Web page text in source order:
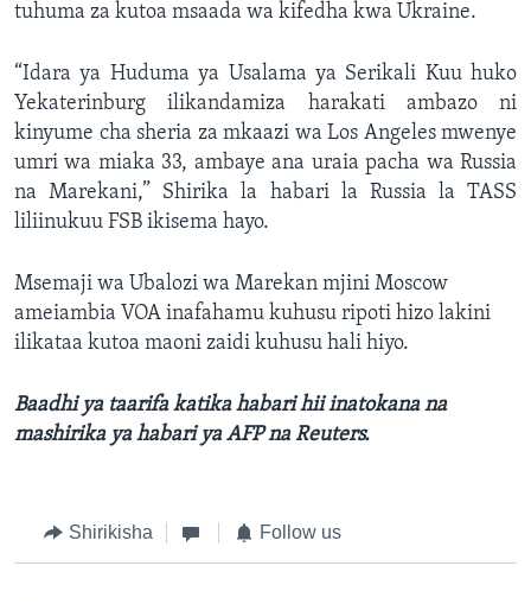
tuhuma za kutoa msaada wa kifedha kwa Ukraine.
“Idara ya Huduma ya Usalama ya Serikali Kuu huko
Yekaterinburg ilikandamiza harakati ambazo ni
kinyume cha sheria za mkaazi wa Los Angeles mwenye
umri wa miaka 33, ambaye ana uraia pacha wa Russia
na Marekani,” Shirika la habari la Russia la TASS
liliinukuu FSB ikisema hayo.
Msemaji wa Ubalozi wa Marekan mjini Moscow
ameiambia VOA inafahamu kuhusu ripoti hizo lakini
ilikataa kutoa maoni zaidi kuhusu hali hiyo.
Baadhi ya taarifa katika habari hii inatokana na
mashirika ya habari ya AFP na Reuters.
Shirikisha Follow us